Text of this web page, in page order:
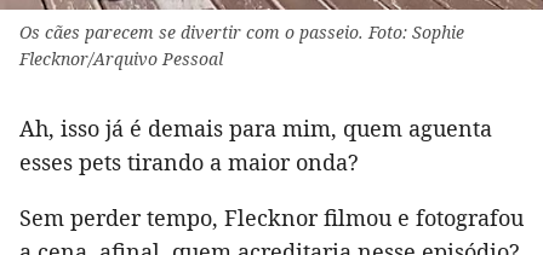
Os cães parecem se divertir com o passeio. Foto: Sophie
Flecknor/Arquivo Pessoal
Ah, isso já é demais para mim, quem aguenta
esses pets tirando a maior onda?
Sem perder tempo, Flecknor filmou e fotografou